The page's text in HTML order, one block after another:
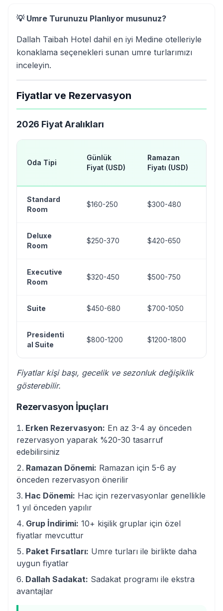
💡 Umre Turunuzu Planlıyor musunuz?
Dallah Taibah Hotel dahil en iyi Medine otelleriyle
konaklama seçenekleri sunan umre turlarımızı
inceleyin.
Fiyatlar ve Rezervasyon
2026 Fiyat Aralıkları
Oda Tipi
Günlük
Fiyat (USD)
Ramazan
Fiyatı (USD)
Standard
Room
$160-250 $300-480
Deluxe
Room
$250-370 $420-650
Executive
Room
$320-450 $500-750
Suite $450-680 $700-1050
Presidenti
al Suite
$800-1200 $1200-1800
Fiyatlar kişi başı, gecelik ve sezonluk değişiklik
gösterebilir.
Rezervasyon İpuçları
Erken Rezervasyon: En az 3-4 ay önceden
rezervasyon yaparak %20-30 tasarruf
edebilirsiniz
Ramazan Dönemi: Ramazan için 5-6 ay
önceden rezervasyon önerilir
Hac Dönemi: Hac için rezervasyonlar genellikle
1 yıl önceden yapılır
Grup İndirimi: 10+ kişilik gruplar için özel
fiyatlar mevcuttur
Paket Fırsatları: Umre turları ile birlikte daha
uygun fiyatlar
Dallah Sadakat: Sadakat programı ile ekstra
avantajlar